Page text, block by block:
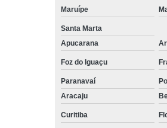
Maruípe
Santa Marta
Apucarana
Foz do Iguaçu
Paranavaí
Aracaju
Curitiba